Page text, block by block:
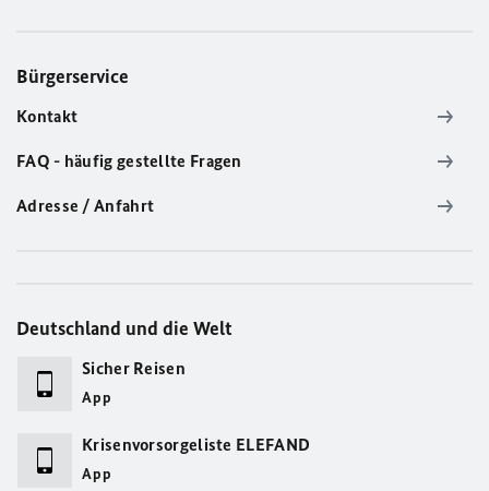
Bürgerservice
Kontakt
FAQ - häufig gestellte Fragen
Adresse / Anfahrt
Deutschland und die Welt
Sicher Reisen
App
Krisenvorsorgeliste ELEFAND
App